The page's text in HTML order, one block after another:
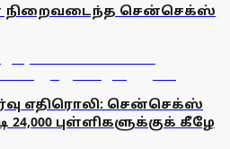
நிறைவடைந்த சென்செக்ஸ்
எதிரொலி: சென்செக்ஸ்
24,000 புள்ளிகளுக்குக் கீழே